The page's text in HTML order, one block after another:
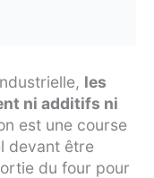
les
ni additifs ni
est une course
devant être
du four pour